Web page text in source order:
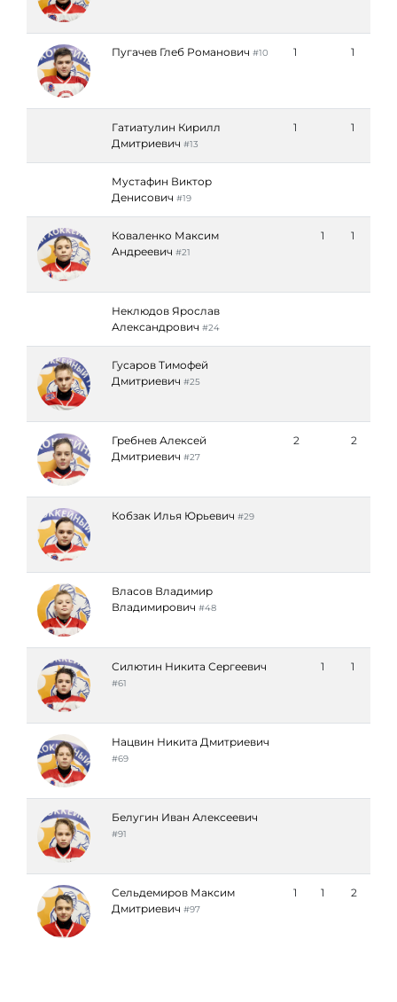
Пугачев Глеб Романович #10 1 1
Гатиатулин Кирилл
Дмитриевич #13
1 1
Мустафин Виктор
Денисович #19
Коваленко Максим
Андреевич #21
1 1
Неклюдов Ярослав
Александрович #24
Гусаров Тимофей
Дмитриевич #25
Гребнев Алексей
Дмитриевич #27
2 2
Кобзак Илья Юрьевич #29
Власов Владимир
Владимирович #48
Силютин Никита Сергеевич
#61
1 1
Нацвин Никита Дмитриевич
#69
Белугин Иван Алексеевич
#91
Сельдемиров Максим
Дмитриевич #97
1 1 2